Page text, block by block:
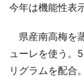
今年は機能性表
県産南高梅を
ューレを使う。
リグラムを配合